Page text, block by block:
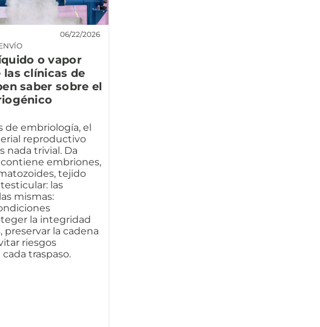
06/22/2026
o vapor
las clínicas de
saber sobre el
de embriología, el
reproductivo
nada trivial. Da
embriones,
tejido
las
mismas:
la integridad
preservar la cadena
riesgos
traspaso.